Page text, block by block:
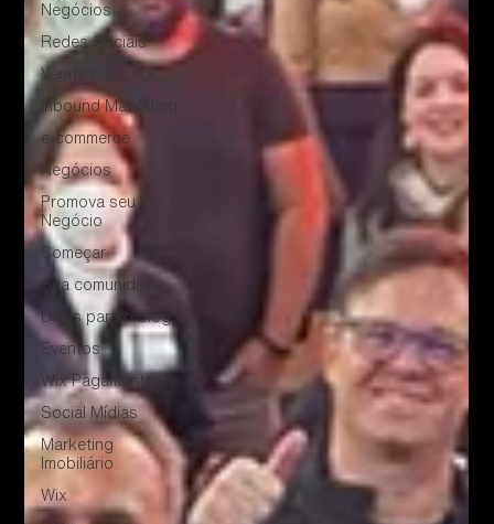
Negócios
Redes Sociais
Vendas
Inbound Marketing
e-commerce
Negócios
Promova seu
Negócio
Começar
Sua comunidade
Dicas para o blog
Eventos
Wix Pagamentos
Social Mídias
Marketing
Imobiliário
Wix